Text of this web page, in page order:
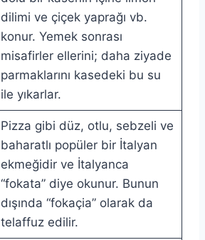
dilimi ve çiçek yaprağı vb.
konur. Yemek sonrası
misafirler ellerini; daha ziyade
parmaklarını kasedeki bu su
ile yıkarlar.
Pizza gibi düz, otlu, sebzeli ve
baharatlı popüler bir İtalyan
ekmeğidir ve İtalyanca
“fokata” diye okunur. Bunun
dışında “fokaçia” olarak da
telaffuz edilir.